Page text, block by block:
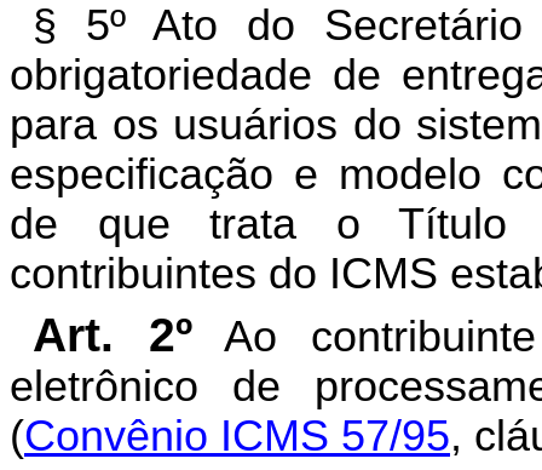
§ 5º Ato do
obrigatoriedade de
para os usuários do
especificação e modelo
de que trata o Título
contribuintes do ICMS
Art. 2º Ao
eletrônico de
(Convênio ICMS 57/95,